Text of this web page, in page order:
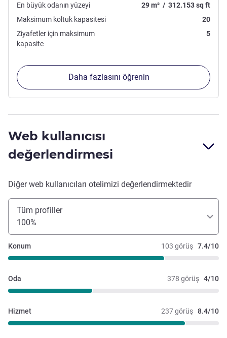
En büyük odanın yüzeyi
29m² / 312.153sq ft
Maksimum koltuk kapasitesi
20
Ziyafetler için maksimum
kapasite
5
Daha fazlasını öğrenin
Web kullanıcısı
değerlendirmesi
Diğer web kullanıcıları otelimizi değerlendirmektedir
Tüm profiller
100%
103 görüş 7.4/10
Konum
378 görüş 4/10
Oda
237 görüş 8.4/10
Hizmet